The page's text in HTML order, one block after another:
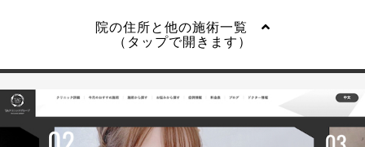
院の住所と他の施術一覧
（タップで開きます）